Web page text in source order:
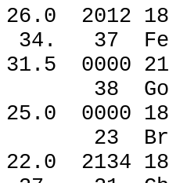
26.0 2012
34. 37
31.5 0000
38
25.0 0000
23
22.0 2134